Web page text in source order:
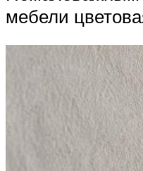
мебели